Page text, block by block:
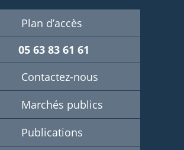
Plan d’accès
05 63 83 61 61
Contactez-nous
Marchés publics
Publications